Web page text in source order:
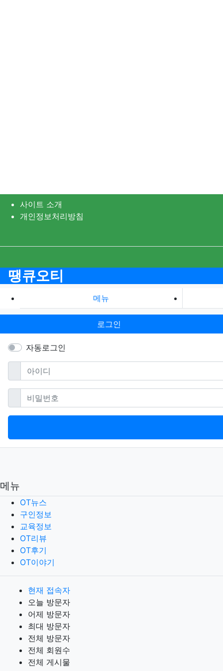
사이트 소개
개인정보처리방침
땡큐오티
메뉴
로그인
자동로그인
아이디필수
비밀번호필수
메뉴
OT뉴스
구인정보
교육정보
OT리뷰
OT후기
OT이야기
현재 접속자
오늘 방문자
어제 방문자
최대 방문자
전체 방문자
전체 회원수
전체 게시물